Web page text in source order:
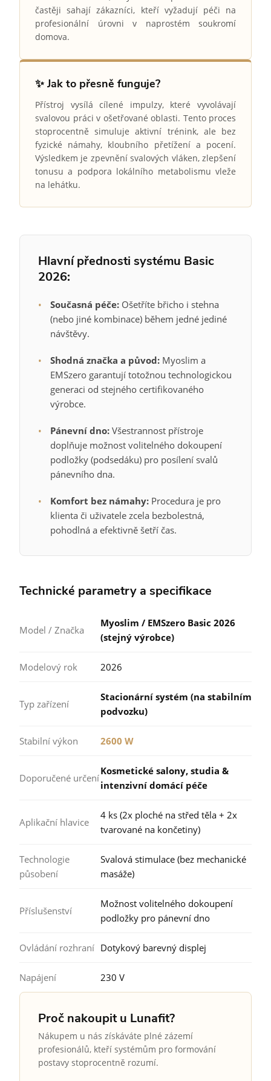
častěji sahají zákazníci, kteří vyžadují péči na
profesionální úrovni v naprostém soukromí
domova.
✨ Jak to přesně funguje?
Přístroj vysílá cílené impulzy, které vyvolávají
svalovou práci v ošetřované oblasti. Tento proces
stoprocentně simuluje aktivní trénink, ale bez
fyzické námahy, kloubního přetížení a pocení.
Výsledkem je zpevnění svalových vláken, zlepšení
tonusu a podpora lokálního metabolismu vleže
na lehátku.
Hlavní přednosti systému Basic
2026:
• Současná péče: Ošetříte břicho i stehna
(nebo jiné kombinace) během jedné jediné
návštěvy.
• Shodná značka a původ: Myoslim a
EMSzero garantují totožnou technologickou
generaci od stejného certifikovaného
výrobce.
• Pánevní dno: Všestrannost přístroje
doplňuje možnost volitelného dokoupení
podložky (podsedáku) pro posílení svalů
pánevního dna.
• Komfort bez námahy: Procedura je pro
klienta či uživatele zcela bezbolestná,
pohodlná a efektivně šetří čas.
Technické parametry a specifikace
Model / Značka
Myoslim / EMSzero Basic 2026
(stejný výrobce)
Modelový rok 2026
Typ zařízení
Stacionární systém (na stabilním
podvozku)
Stabilní výkon 2600 W
Doporučené určení
Kosmetické salony, studia &
intenzivní domácí péče
Aplikační hlavice
4 ks (2x ploché na střed těla + 2x
tvarované na končetiny)
Technologie
působení
Svalová stimulace (bez mechanické
masáže)
Příslušenství
Možnost volitelného dokoupení
podložky pro pánevní dno
Ovládání rozhraní Dotykový barevný displej
Napájení 230 V
Proč nakoupit u Lunafit?
Nákupem u nás získáváte plné zázemí
profesionálů, kteří systémům pro formování
postavy stoprocentně rozumí.